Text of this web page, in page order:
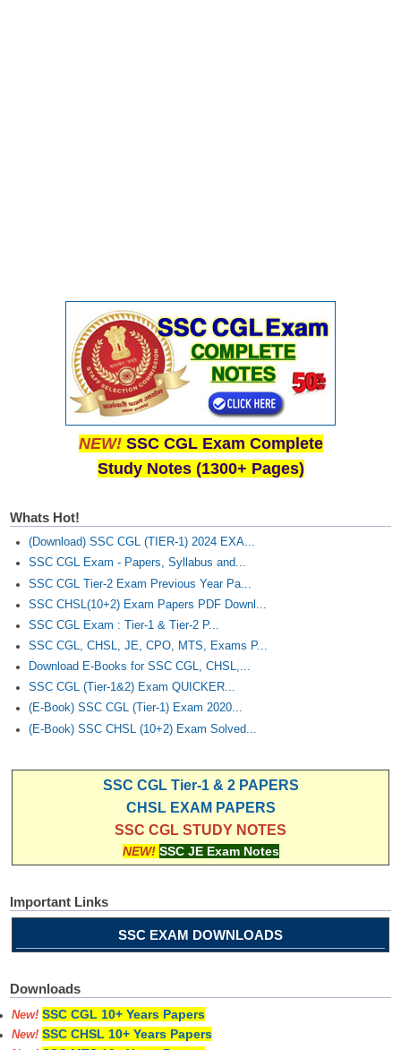
FCI Exam
CAPF / Delhi Police - SI (CPO)
SSC Exam Vacancies
Scientific Assistant Exam
ACIO (IB) Exam
MTS Exam Papers
MTS Exam Syllabus
MTS Study Notes
मल्टीटास्किंग : Hindi Notes
NEW! SSC CGL Exam Complete
Study Notes (1300+ Pages)
Whats Hot!
(Download) SSC CGL (TIER-1) 2024 EXA...
SSC CGL Exam - Papers, Syllabus and...
SSC CGL Tier-2 Exam Previous Year Pa...
SSC CHSL(10+2) Exam Papers PDF Downl...
SSC CGL Exam : Tier-1 & Tier-2 P...
SSC CGL, CHSL, JE, CPO, MTS, Exams P...
Download E-Books for SSC CGL, CHSL,...
SSC CGL (Tier-1&2) Exam QUICKER...
(E-Book) SSC CGL (Tier-1) Exam 2020...
(E-Book) SSC CHSL (10+2) Exam Solved...
SSC CGL Tier-1 & 2 PAPERS
CHSL EXAM PAPERS
SSC CGL STUDY NOTES
NEW! SSC JE Exam Notes
Important Links
SSC EXAM DOWNLOADS
Downloads
New! SSC CGL 10+ Years Papers
New! SSC CHSL 10+ Years Papers